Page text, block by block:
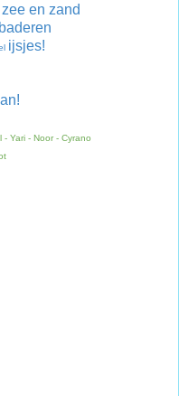
en zand
ijsjes!
Yari - Noor - Cyrano